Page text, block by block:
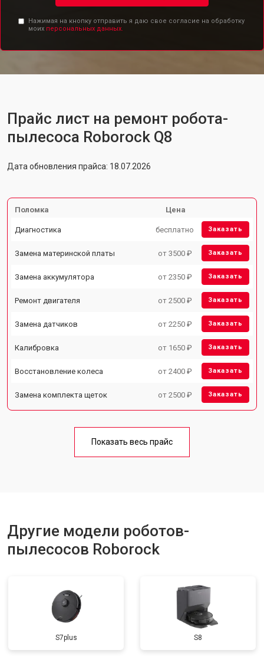
Нажимая на кнопку отправить я даю свое согласие на обработку
моих персональных данных.
Прайс лист на ремонт робота-
пылесоса Roborock Q8
Дата обновления прайса: 18.07.2026
Поломка Цена
Диагностика бесплатно Заказать
Замена материнской платы от 3500 ₽ Заказать
Замена аккумулятора от 2350 ₽ Заказать
Ремонт двигателя от 2500 ₽ Заказать
Замена датчиков от 2250 ₽ Заказать
Калибровка от 1650 ₽ Заказать
Восстановление колеса от 2400 ₽ Заказать
Замена комплекта щеток от 2500 ₽ Заказать
Показать весь прайс
Другие модели роботов-
пылесосов Roborock
S7plus S8